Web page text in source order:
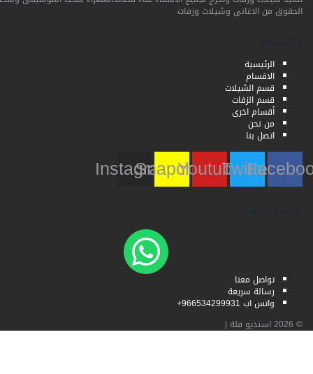
الحقوق من الاغاني وشيلات وزفات
الرئيسية
الاقسام
قسم الشيلات
قسم الزفات
أقسام اخرى
من نحن
اتصل بنا
Twitter
Youtube
Snapchat
Instagram
تواصل معنا
رسالة سريعة
واتس اب 966534299931+
استديو فلة|